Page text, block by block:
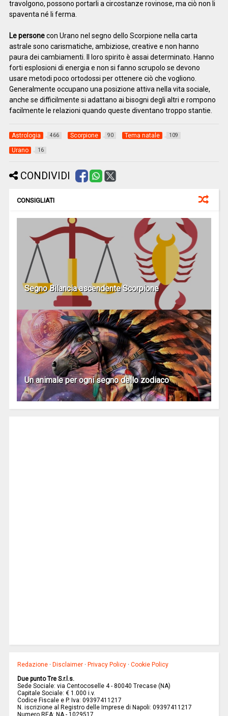
travolgono, possono portarli a circostanze rovinose, ma ciò non li
spaventa né li ferma.
Le personecon Urano nel segno dello Scorpione nella carta
astrale sono carismatiche, ambiziose, creative e non hanno
paura dei cambiamenti. Il loro spirito è assai determinato. Hanno
forti esplosioni di energia e non si fanno scrupolo se devono
usare metodi poco ortodossi per ottenere ciò che vogliono.
Generalmente occupano una posizione attiva nella vita sociale,
anche se difficilmente si adattano ai bisogni degli altri e rompono
facilmente le relazioni quando queste diventano troppo stantie.
Astrologia 466 Scorpione 90 Tema natale 109
Urano 16
CONDIVIDI
CONSIGLIATI
Segno Bilancia ascendente Scorpione
Un animale per ogni segno dello zodiaco
Redazione ·Disclaimer ·Privacy Policy ·Cookie Policy
Due punto Tre S.r.l.s.
Sede Sociale: via Centocoselle 4 - 80040 Trecase (NA)
Capitale Sociale: € 1.000 i.v.
Codice Fiscale e P. Iva: 09397411217
N. iscrizione al Registro delle Imprese di Napoli: 09397411217
Numero REA: NA - 1029517